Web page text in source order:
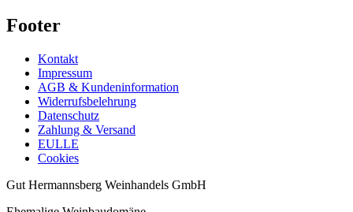
Footer
Kontakt
Impressum
AGB & Kundeninformation
Widerrufsbelehrung
Datenschutz
Zahlung & Versand
EULLE
Cookies
Gut Hermannsberg Weinhandels GmbH